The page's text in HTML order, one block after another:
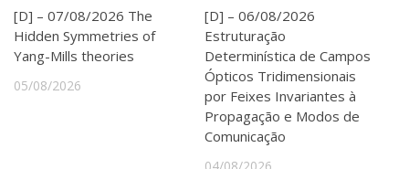
Agenda de Eventos
Defesa de Teses
[D] – 07/08/2026 The
Hidden Symmetries of
Yang-Mills theories
05/08/2026
[D] – 06/08/2026
Estruturação
Determinística de Campos
Ópticos Tridimensionais
por Feixes Invariantes à
Propagação e Modos de
Comunicação